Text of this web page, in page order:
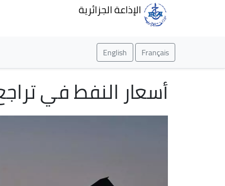
الإذاعة الجزائرية
Français
English
أسعار النفط في